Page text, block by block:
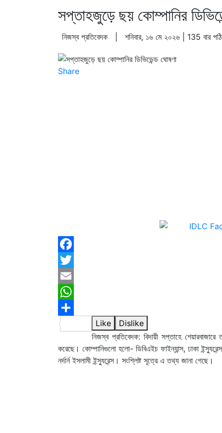
সপ্তাহজুড়ে ছয় কোম্পানির
নিজস্ব প্রতিবেদক | শনিবার, ১৬ মে ২০২৬ | 135 বার
Share
Facebook
Twitter
Email
WhatsApp
Share
Like
Dislike
নিজস্ব প্রতিবেদক: বিদায়ী সপ্তাহে
করেছে। কোম্পানিগুলো হলো- ডিবিএইচ ফাইন্যান্স, ঢাকা
নর্দার্ন ইসলামী ইন্স্যুরেন্স। সংশ্লিষ্ট সূত্রে এ তথ্য জানা গেছে।